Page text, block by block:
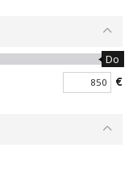
Do
€